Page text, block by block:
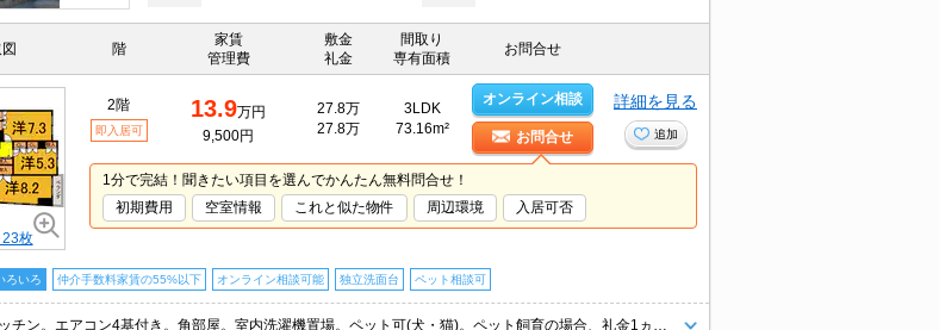
階
家賃
管理費
敷金
礼金
間取り
専有面積
お問合せ
23枚
2階
即入居可
13.9万円
9,500円
27.8万
27.8万
3LDK
73.16m²
オンライン相談
お問合せ
詳細を見る
追加
1分で完結！聞きたい項目を選んでかんたん無料問合せ！
初期費用
空室情報 これと似た物件 周辺環境 入居可否
ろいろ 仲介手数料家賃の55%以下 オンライン相談可能 独立洗面台 ペット相談可